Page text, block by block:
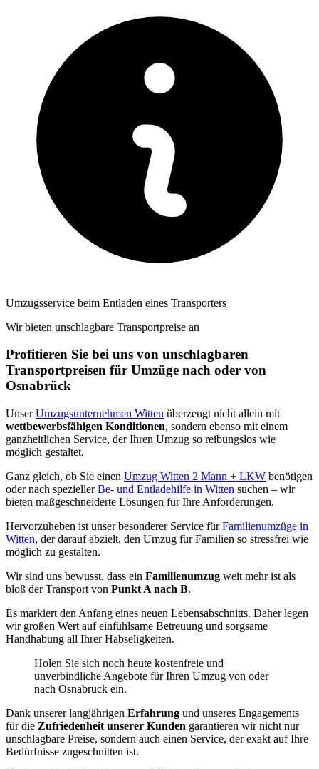
Umzugsservice beim Entladen eines Transporters
Wir bieten unschlagbare Transportpreise an
Profitieren Sie bei uns von unschlagbaren
Transportpreisen für Umzüge nach oder von
Osnabrück
UnserUmzugsunternehmen Witten überzeugt nicht allein mit
wettbewerbsfähigen Konditionen, sondern ebenso mit einem
ganzheitlichen Service, der Ihren Umzug so reibungslos wie
möglich gestaltet.
Ganz gleich, ob Sie einen Umzug Witten 2 Mann + LKW benötigen
oder nach speziellerBe- und Entladehilfe in Witten suchen – wir
bieten maßgeschneiderte Lösungen für Ihre Anforderungen.
Hervorzuheben ist unser besonderer Service fürFamilienumzüge in
Witten, der darauf abzielt, den Umzug für Familien so stressfrei wie
möglich zu gestalten.
Wir sind uns bewusst, dass ein Familienumzug weit mehr ist als
bloß der Transport von Punkt A nach B.
Es markiert den Anfang eines neuen Lebensabschnitts. Daher legen
wir großen Wert auf einfühlsame Betreuung und sorgsame
Handhabung all Ihrer Habseligkeiten.
Holen Sie sich noch heute kostenfreie und
unverbindliche Angebote für Ihren Umzug von oder
nach Osnabrück ein.
Dank unserer langjährigen Erfahrung und unseres Engagements
für die Zufriedenheit unserer Kunden garantieren wir nicht nur
unschlagbare Preise, sondern auch einen Service, der exakt auf Ihre
Bedürfnisse zugeschnitten ist.